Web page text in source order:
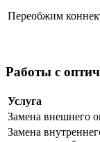
Переобжим
Работы с
Услуга
Замена внешнего
Замена